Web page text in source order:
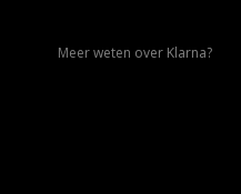
Meer weten over Klarna?